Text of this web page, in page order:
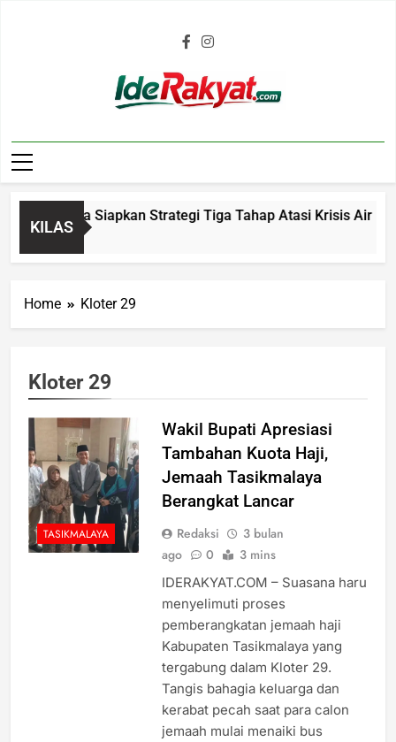
Iderakyat.com
KILAS
Siapkan Strategi Tiga Tahap Atasi Krisis Air
Home Kloter 29
Kloter 29
TASIKMALAYA
Wakil Bupati Apresiasi
Tambahan Kuota Haji,
Jemaah Tasikmalaya
Berangkat Lancar
Redaksi
3 bulan
ago
0 3 mins
IDERAKYAT.COM – Suasana haru
menyelimuti proses
pemberangkatan jemaah haji
Kabupaten Tasikmalaya yang
tergabung dalam Kloter 29.
Tangis bahagia keluarga dan
kerabat pecah saat para calon
jemaah mulai menaiki bus